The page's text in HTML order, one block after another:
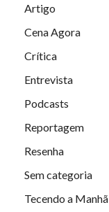
Artigo
Cena Agora
Crítica
Entrevista
Podcasts
Reportagem
Resenha
Sem categoria
Tecendo a Manhã